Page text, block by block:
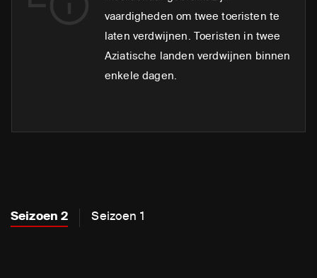
vaardigheden om twee toeristen te
laten verdwijnen. Toeristen in twee
Aziatische landen verdwijnen binnen
enkele dagen.
Seizoen 2 Seizoen 1